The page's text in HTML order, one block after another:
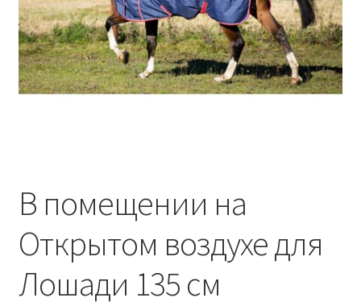
Отзывы
Оформление заказа
В помещении на
Открытом воздухе для
Лошади 135 см